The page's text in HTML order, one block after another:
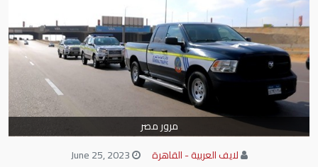
مرور مصر
لايف العربية - القاهرة